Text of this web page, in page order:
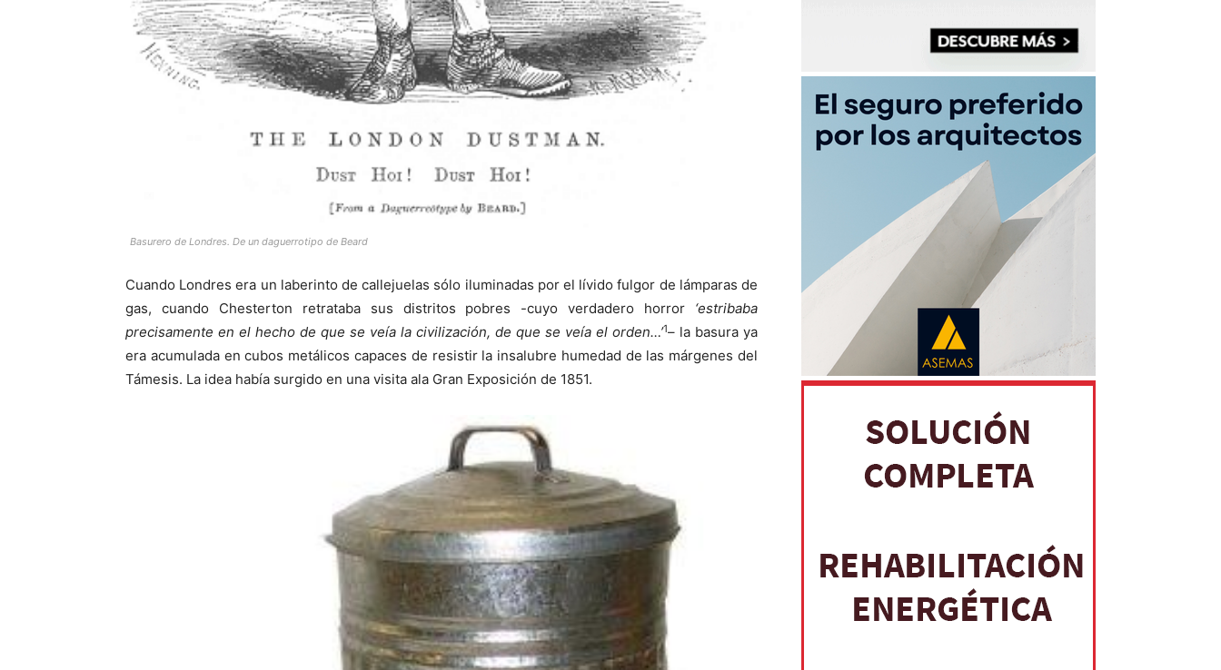
Basurero de Londres. De un daguerrotipo de Beard
Cuando Londres era un laberinto de callejuelas sólo iluminadas por el lívido fulgor de lámparas de
gas, cuando Chesterton retrataba sus distritos pobres -cuyo verdadero horror ‘estribaba
precisamente en el hecho de que se veía la civilización, de que se veía el orden…’1– la basura ya
era acumulada en cubos metálicos capaces de resistir la insalubre humedad de las márgenes del
Támesis. La idea había surgido en una visita ala Gran Exposición de 1851.